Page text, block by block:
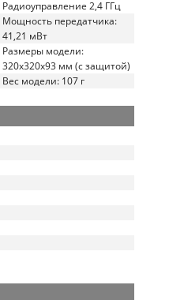
Радиоуправление 2,4 ГГц
Мощность передатчика:
41,21 мВт
Размеры модели:
320х320х93 мм (с защитой)
Вес модели: 107 г